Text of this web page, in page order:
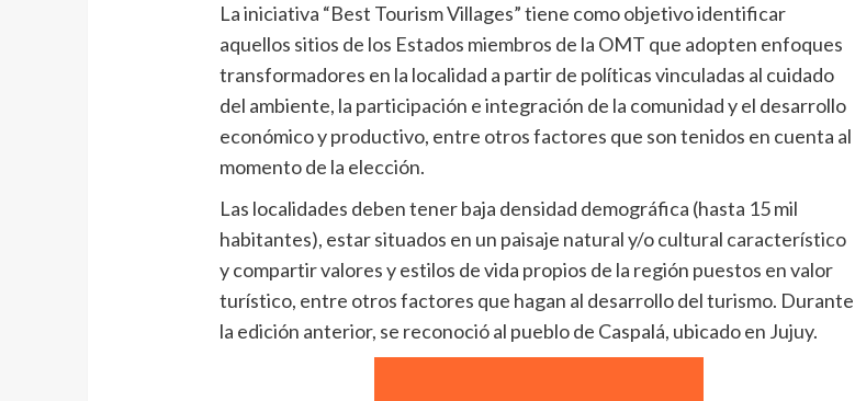
La iniciativa “Best Tourism Villages” tiene como objetivo identificar
aquellos sitios de los Estados miembros de la OMT que adopten enfoques
transformadores en la localidad a partir de políticas vinculadas al cuidado
del ambiente, la participación e integración de la comunidad y el desarrollo
económico y productivo, entre otros factores que son tenidos en cuenta al
momento de la elección.
Las localidades deben tener baja densidad demográfica (hasta 15 mil
habitantes), estar situados en un paisaje natural y/o cultural característico
y compartir valores y estilos de vida propios de la región puestos en valor
turístico, entre otros factores que hagan al desarrollo del turismo. Durante
la edición anterior, se reconoció al pueblo de Caspalá, ubicado en Jujuy.